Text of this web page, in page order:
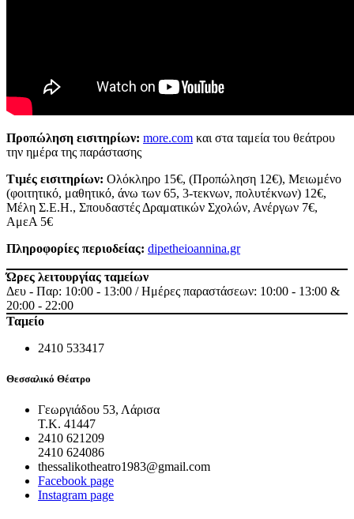
Προπώληση εισιτηρίων: more.com και στα ταμεία του θεάτρου
την ημέρα της παράστασης
Τιμές εισιτηρίων: Ολόκληρο 15€, (Προπώληση 12€), Μειωμένο
(φοιτητικό, μαθητικό, άνω των 65, 3-τεκνων, πολυτέκνων) 12€,
Μέλη Σ.Ε.Η., Σπουδαστές Δραματικών Σχολών, Ανέργων 7€,
ΑμεΑ 5€
Πληροφορίες περιοδείας: dipetheioannina.gr
Ώρες λειτουργίας ταμείων
Δευ - Παρ: 10:00 - 13:00 / Ημέρες παραστάσεων: 10:00 - 13:00 &
20:00 - 22:00
Ταμείο
2410 533417
Θεσσαλικό Θέατρο
Γεωργιάδου 53, Λάρισα
Τ.Κ. 41447
2410 621209
2410 624086
thessalikotheatro1983@gmail.com
Facebook page
Instagram page